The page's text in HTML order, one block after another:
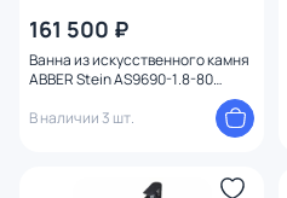
161 500 ₽
Ванна из искусственного камня
ABBER Stein AS9690-1.8-80
В наличии 3 шт.